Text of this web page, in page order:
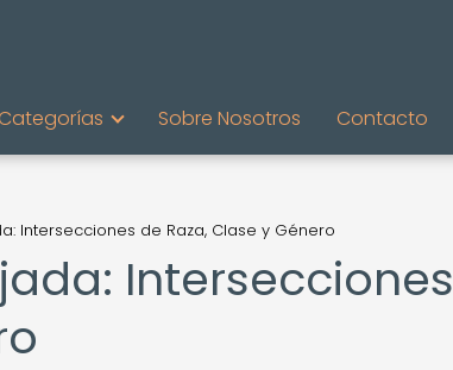
Categorías Sobre Nosotros Contacto
Intersecciones de Raza, Clase y Género
Intersecciones